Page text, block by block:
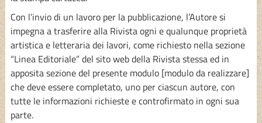
Con l’invio di un lavoro per la pubblicazione, l’Autore si
impegna a trasferire alla Rivista ogni e qualunque proprietà
artistica e letteraria dei lavori, come richiesto nella sezione
“Linea Editoriale” del sito web della Rivista stessa ed in
apposita sezione del presente modulo [modulo da realizzare]
che deve essere completato, uno per ciascun autore, con
tutte le informazioni richieste e controfirmato in ogni sua
parte.